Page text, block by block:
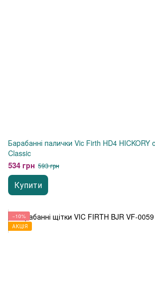
Барабанні палички Vic Firth HD4 HICKORY
Classic
534 грн 593 грн
Купити
−10%
АКЦІЯ